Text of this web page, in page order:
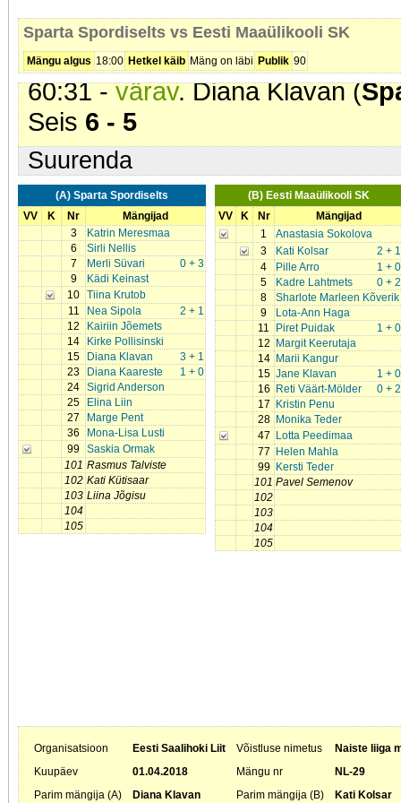
Sparta Spordiselts vs Eesti Maaülikooli SK
Mängu algus 18:00 Hetkel käib Mäng on läbi Publik 90
56:11 -värav. Pille Arro (Eesti
Lahtmets. Seis5 - 5
60:31 -värav. Diana Klavan (
Seis 6 - 5
Suurenda
(A) Sparta Spordiselts
VV
K Nr
Mängijad
3
Katrin Meresmaa
6
Sirli Nellis
7
0 + 3
Merli Süvari
9
Kädi Keinast
10 Tiina Krutob
11
2 + 1
Nea Sipola
12
Kairiin Jõemets
14
Kirke Pollisinski
15
3 + 1
Diana Klavan
23
1 + 0
Diana Kaareste
24 Sigrid Anderson
25
Elina Liin
27
Marge Pent
36
Mona-Lisa Lusti
99 Saskia Ormak
101 Rasmus Talviste
102 Kati Kütisaar
103 Liina Jõgisu
104
105
(B) Eesti Maaülikooli SK
VV
K Nr
Mängijad
1
Anastasia Sokolova
3
2 + 1
Kati Kolsar
4
1 + 0
Pille Arro
5
0 + 2
Kadre Lahtmets
8
Sharlote Marleen Kõverik
9
Lota-Ann Haga
11
1 + 0
Piret Puidak
12
Margit Keerutaja
14
Marii Kangur
15
1 + 0
Jane Klavan
16
0 + 2
Reti Väärt-Mölder
17
Kristin Penu
28
Monika Teder
47
Lotta Peedimaa
77
Helen Mahla
99
Kersti Teder
101 Pavel Semenov
102
103
104
105
Organisatsioon Eesti Saalihoki Liit Võistluse nimetus
Naiste liiga
Kuupäev
01.04.2018 Mängu nr
NL-29
Parim mängija (A)
Diana Klavan Parim mängija (B)
Kati Kolsar